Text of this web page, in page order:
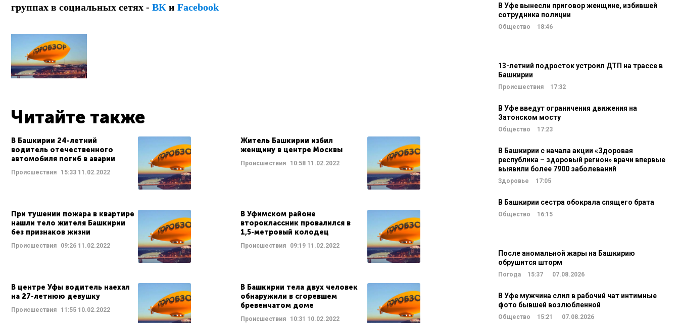
группах в социальных сетях - ВК и Facebook
Читайте также
В Башкирии 24-летний
водитель отечественного
автомобиля погиб в аварии
Происшествия 15:33 11.02.2022
Житель Башкирии избил
женщину в центре Москвы
Происшествия 10:5811.02.2022
При тушении пожара в квартире
нашли тело жителя Башкирии
без признаков жизни
Происшествия 09:26 11.02.2022
В Уфимском районе
второклассник провалился в
1,5-метровый колодец
Происшествия 09:1911.02.2022
В центре Уфы водитель наехал
на 27-летнюю девушку
Происшествия 11:55 10.02.2022
В Башкирии тела двух человек
обнаружили в сгоревшем
бревенчатом доме
Происшествия 10:31 10.02.2022
В Уфе вынесли приговор женщине, избившей
сотрудника полиции
Общество 18:46
13-летний подросток устроил ДТП на трассе в
Башкирии
Происшествия 17:32
В Уфе введут ограничения движения на
Затонском мосту
Общество 17:23
В Башкирии с начала акции «Здоровая
республика – здоровый регион» врачи впервые
выявили более 7900 заболеваний
Здоровье 17:05
В Башкирии сестра обокрала спящего брата
Общество 16:15
После аномальной жары на Башкирию
обрушится шторм
Погода 15:37 07.08.2026
В Уфе мужчина слил в рабочий чат интимные
фото бывшей возлюбленной
Общество 15:21 07.08.2026